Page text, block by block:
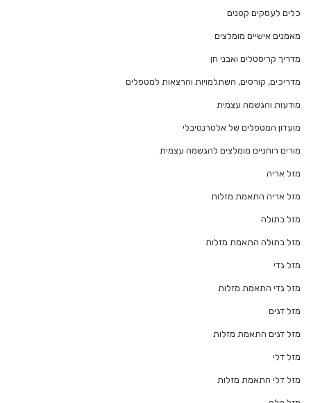
כלים לעסקים קטנים
מאמנים אישיים מומלצים
מדריך קריסטלים ואבני חן
מדריכים, קורסים, השתלמויות והרצאות למטפלים
מודעות והגשמה עצמית
מועדון המטפלים של אלטרנטיבלי
מורים רוחניים מומלצים להגשמה עצמית
מזל אריה
מזל אריה התאמת מזלות
מזל בתולה
מזל בתולה התאמת מזלות
מזל גדי
מזל גדי התאמת מזלות
מזל דגים
מזל דגים התאמת מזלות
מזל דלי
מזל דלי התאמת מזלות